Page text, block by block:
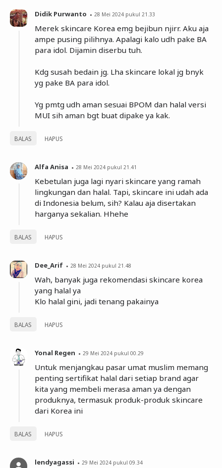
Didik Purwanto 28 Mei 2024 pukul 21.33
Merek skincare Korea emg bejibun njirr. Aku aja
ampe pusing pilihnya. Apalagi kalo udh pake BA
para idol. Dijamin diserbu tuh.
Kdg susah bedain jg. Lha skincare lokal jg bnyk
yg pake BA para idol.
Yg pmtg udh aman sesuai BPOM dan halal versi
MUI sih aman bgt buat dipake ya kak.
BALAS HAPUS
Alfa Anisa 28 Mei 2024 pukul 21.41
Kebetulan juga lagi nyari skincare yang ramah
lingkungan dan halal. Tapi, skincare ini udah ada
di Indonesia belum, sih? Kalau aja disertakan
harganya sekalian. Hhehe
BALAS HAPUS
Dee_Arif 28 Mei 2024 pukul 21.48
Wah, banyak juga rekomendasi skincare korea
yang halal ya
Klo halal gini, jadi tenang pakainya
BALAS HAPUS
Yonal Regen 29 Mei 2024 pukul 00.29
Untuk menjangkau pasar umat muslim memang
penting sertifikat halal dari setiap brand agar
kita yang membeli merasa aman ya dengan
produknya, termasuk produk-produk skincare
dari Korea ini
BALAS HAPUS
lendyagassi 29 Mei 2024 pukul 09.34